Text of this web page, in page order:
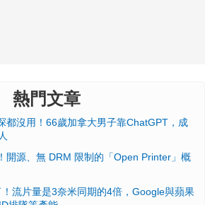
熱門文章
都沒用！66歲加拿大男子靠ChatGPT，成
開源、無 DRM 限制的「Open Printer」概
流片量是3奈米同期的4倍，Google與蘋果